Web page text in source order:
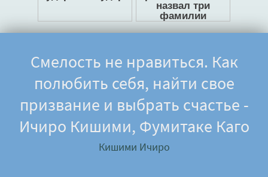
Смелость не нравиться. Как
полюбить себя, найти свое
призвание и выбрать счастье -
Ичиро Кишими, Фумитаке Каго
Кишими Ичиро